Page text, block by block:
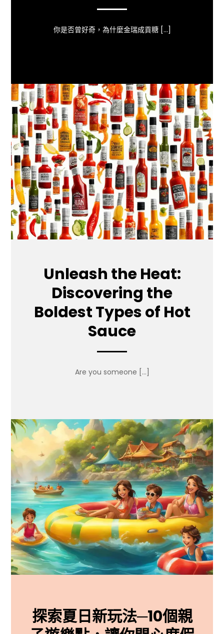
你是否曾好奇，為什麼金瑞成貢糖 […]
Unleash the Heat:
Discovering the
Boldest Types of Hot
Sauce
Are you someone […]
探索夏日新玩法─10個親